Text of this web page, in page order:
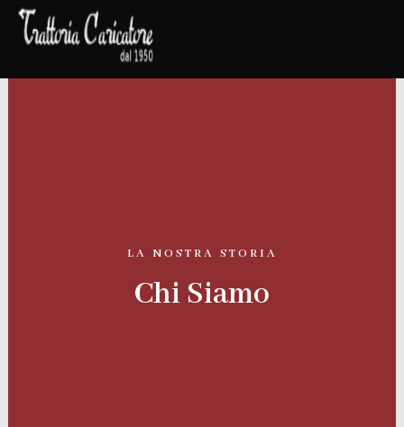
Vai
LA NOSTRA STORIA
Chi Siamo